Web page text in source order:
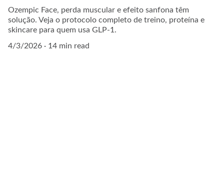
Ozempic Face, perda muscular e efeito sanfona têm
solução. Veja o protocolo completo de treino, proteína e
skincare para quem usa GLP-1.
4/3/2026
14 min read